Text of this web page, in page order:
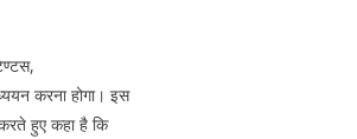
करना होगा। इस
हुए कहा है कि